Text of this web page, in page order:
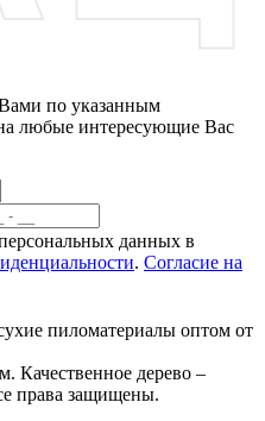
по указанным
любые интересующие Вас
данных в
. Согласие на
пиломатериалы оптом от
дерево –
права защищены.